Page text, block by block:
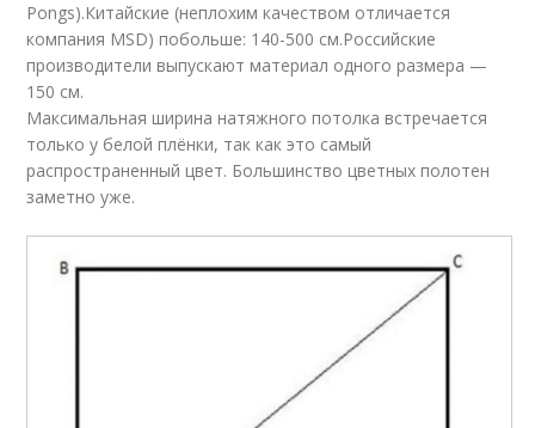
Pongs).Китайские (неплохим качеством отличается
компания MSD) побольше: 140-500 см.Российские
производители выпускают материал одного размера —
150 см.
Максимальная ширина натяжного потолка встречается
только у белой плёнки, так как это самый
распространенный цвет. Большинство цветных полотен
заметно уже.